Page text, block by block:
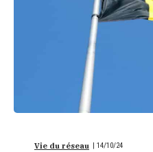
Vie du réseau 14/10/24